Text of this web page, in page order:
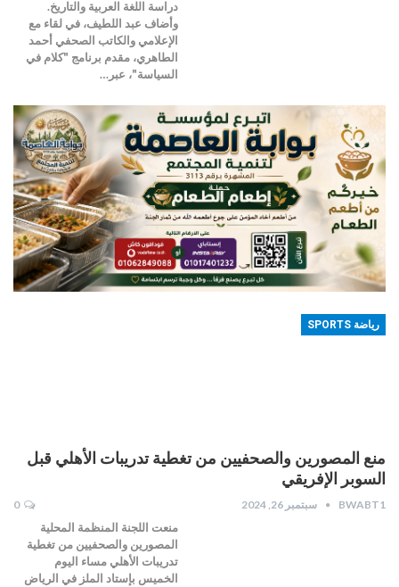
دراسة اللغة العربية والتاريخ.
وأضاف عبد اللطيف، في لقاء مع
الإعلامي والكاتب الصحفي أحمد
الطاهري، مقدم برنامج "كلام في
السياسة"، عبر…
رياضة SPORTS
منع المصورين والصحفيين من تغطية تدريبات الأهلي قبل
السوبر الإفريقي
BWABT1 سبتمبر 26, 2024 0
منعت اللجنة المنظمة المحلية
المصورين والصحفيين من تغطية
تدريبات الأهلي مساء اليوم
الخميس بإستاد الملز في الرياض